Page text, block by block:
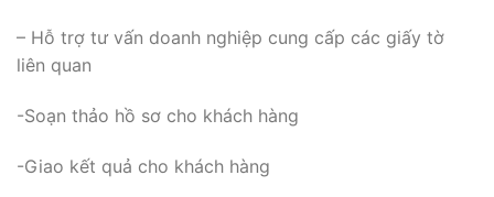
– Hỗ trợ tư vấn doanh nghiệp cung cấp các giấy tờ
liên quan
-Soạn thảo hồ sơ cho khách hàng
-Giao kết quả cho khách hàng